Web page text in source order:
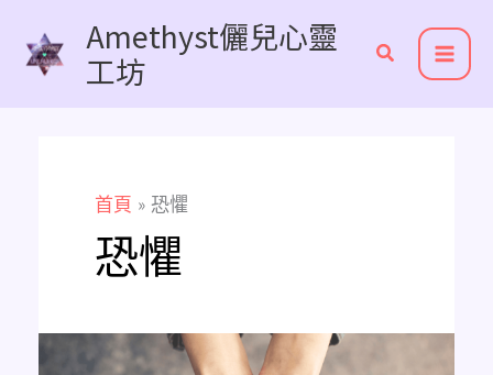
Amethyst儷兒心靈
工坊
首頁 恐懼
恐懼
了